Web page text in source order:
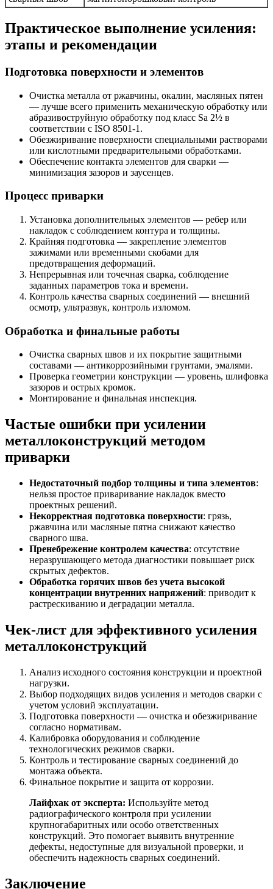
Практическое выполнение усиления:
этапы и рекомендации
Подготовка поверхности и элементов
Очистка металла от ржавчины, окалин, масляных пятен
— лучше всего применить механическую обработку или
абразивоструйную обработку под класс Sa 2½ в
соответствии с ISO 8501-1.
Обезжиривание поверхности специальными растворами
или кислотными предварительными обработками.
Обеспечение контакта элементов для сварки —
минимизация зазоров и заусенцев.
Процесс приварки
Установка дополнительных элементов — ребер или
накладок с соблюдением контура и толщины.
Крайняя подготовка — закрепление элементов
зажимами или временными скобами для
предотвращения деформаций.
Непрерывная или точечная сварка, соблюдение
заданных параметров тока и времени.
Контроль качества сварных соединений — внешний
осмотр, ультразвук, контроль изломом.
Обработка и финальные работы
Очистка сварных швов и их покрытие защитными
составами — антикоррозийными грунтами, эмалями.
Проверка геометрии конструкции — уровень, шлифовка
зазоров и острых кромок.
Монтирование и финальная инспекция.
Частые ошибки при усилении
металлоконструкций методом
приварки
Недостаточный подбор толщины и типа элементов:
нельзя простое приваривание накладок вместо
проектных решений.
Некорректная подготовка поверхности: грязь,
ржавчина или масляные пятна снижают качество
сварного шва.
Пренебрежение контролем качества: отсутствие
неразрушающего метода диагностики повышает риск
скрытых дефектов.
Обработка горячих швов без учета высокой
концентрации внутренних напряжений: приводит к
растрескиванию и деградации металла.
Чек-лист для эффективного усиления
металлоконструкций
Анализ исходного состояния конструкции и проектной
нагрузки.
Выбор подходящих видов усиления и методов сварки с
учетом условий эксплуатации.
Подготовка поверхности — очистка и обезжиривание
согласно нормативам.
Калибровка оборудования и соблюдение
технологических режимов сварки.
Контроль и тестирование сварных соединений до
монтажа объекта.
Финальное покрытие и защита от коррозии.
Лайфхак от эксперта: Используйте метод
радиографического контроля при усилении
крупногабаритных или особо ответственных
конструкций. Это помогает выявить внутренние
дефекты, недоступные для визуальной проверки, и
обеспечить надежность сварных соединений.
Заключение